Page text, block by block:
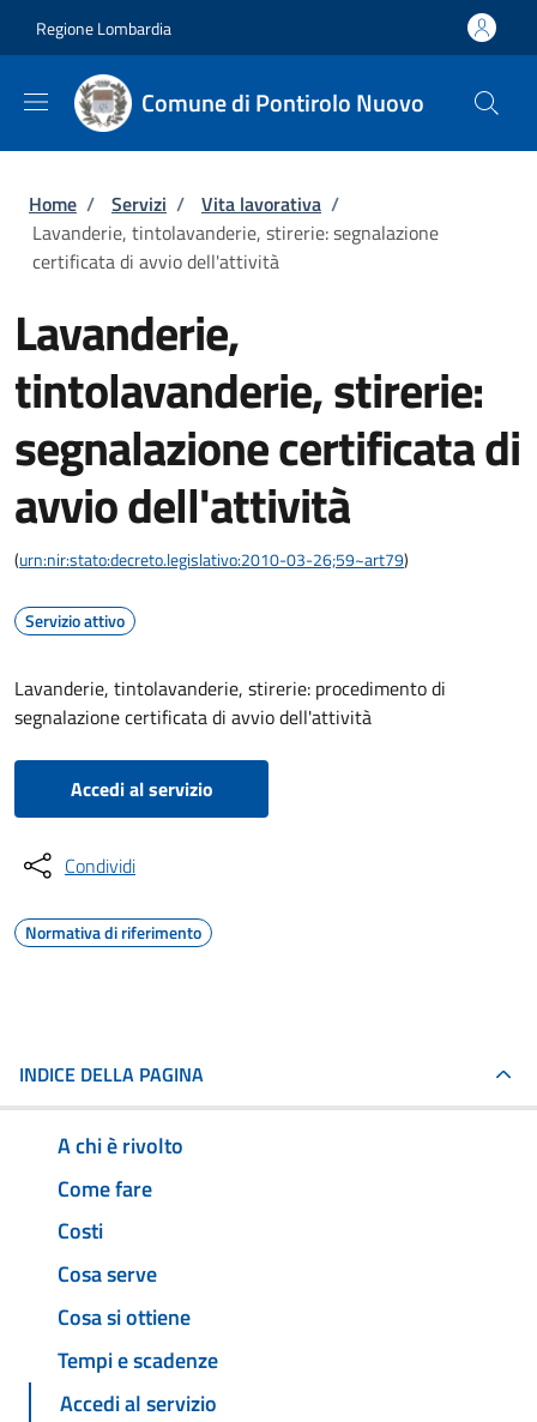
Regione Lombardia
Comune di Pontirolo Nuovo
Briciole di pane
Home / Servizi / Vita lavorativa /
Lavanderie, tintolavanderie, stirerie: segnalazione
certificata di avvio dell'attività
Lavanderie,
tintolavanderie, stirerie:
segnalazione certificata di
avvio dell'attività
(urn:nir:stato:decreto.legislativo:2010-03-26;59~art79)
Servizio attivo
Lavanderie, tintolavanderie, stirerie: procedimento di
segnalazione certificata di avvio dell'attività
Accedi al servizio
Condividi
Normativa di riferimento
INDICE DELLA PAGINA
A chi è rivolto
Come fare
Costi
Cosa serve
Cosa si ottiene
Tempi e scadenze
Accedi al servizio